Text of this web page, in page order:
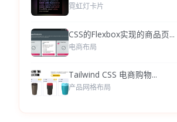
霓虹灯卡片
CSS的Flexbox实现的商品页...
电商布局
Tailwind CSS 电商购物...
产品网格布局